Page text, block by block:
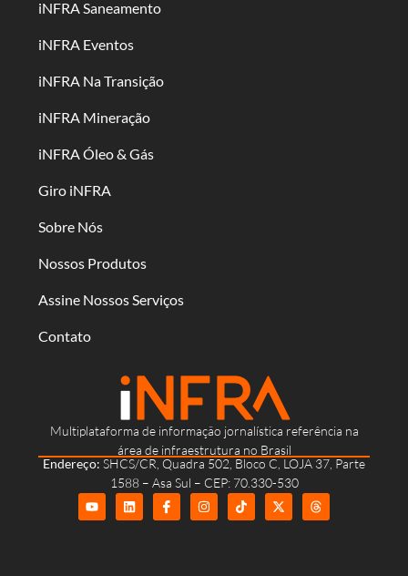
Multiplataforma de informação jornalística referência na
área de infraestrutura no Brasil
Endereço: SHCS/CR, Quadra 502, Bloco C, LOJA 37, Parte
1588 – Asa Sul – CEP: 70.330-530
iNFRA Saneamento
iNFRA Eventos
iNFRA Na Transição
iNFRA Mineração
iNFRA Óleo & Gás
Giro iNFRA
Sobre Nós
Nossos Produtos
Assine Nossos Serviços
Contato